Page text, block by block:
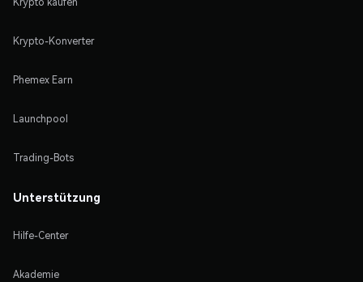
Krypto-Konverter
Phemex Earn
Launchpool
Trading-Bots
Unterstützung
Hilfe-Center
Akademie